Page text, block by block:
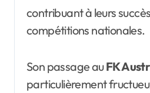
contribuant à leurs
compétitions nationales.
Son passage auFK
particulièrement